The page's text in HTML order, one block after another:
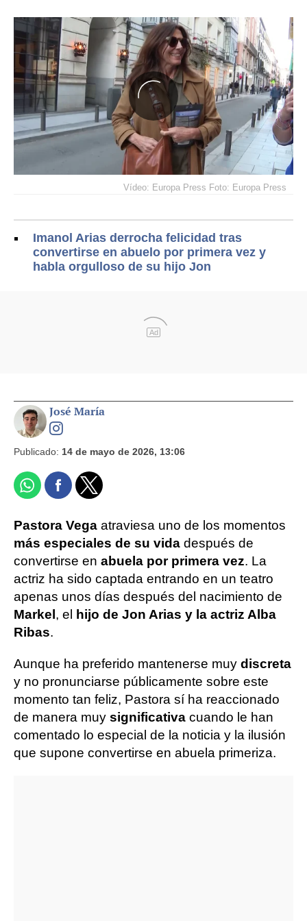
Vídeo: Europa Press Foto: Europa Press
Imanol Arias derrocha felicidad tras
convertirse en abuelo por primera vez y
habla orgulloso de su hijo Jon
Ad
José María
Publicado: 14 de mayo de 2026, 13:06
Pastora Vega atraviesa uno de los momentos
más especiales de su vida después de
convertirse en abuela por primera vez. La
actriz ha sido captada entrando en un teatro
apenas unos días después del nacimiento de
Markel, el hijo de Jon Arias y la actriz Alba
Ribas.
Aunque ha preferido mantenerse muy discreta
y no pronunciarse públicamente sobre este
momento tan feliz, Pastora sí ha reaccionado
de manera muy significativa cuando le han
comentado lo especial de la noticia y la ilusión
que supone convertirse en abuela primeriza.